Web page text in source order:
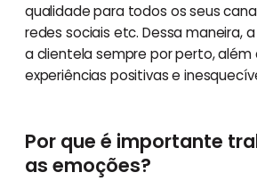
qualidade para todos os seus
redes sociais etc. Dessa maneira,
a clientela sempre por perto, além
experiências positivas e
Por que é importante
as emoções?